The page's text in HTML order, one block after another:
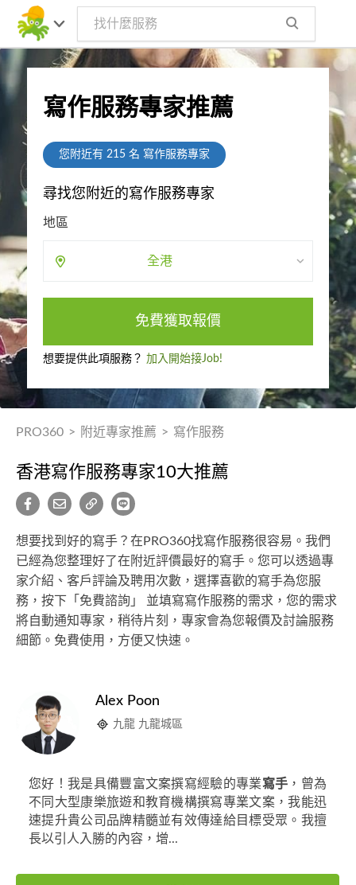
寫作服務專家推薦
您附近有 215名 寫作服務專家
尋找您附近的寫作服務專家
地區
全港
免費獲取報價
想要提供此項服務？ 加入開始接Job!
PRO360 > 附近專家推薦 > 寫作服務
香港寫作服務專家10大推薦
想要找到好的寫手？在PRO360找寫作服務很容易。我們
已經為您整理好了在附近評價最好的寫手。您可以透過專
家介紹、客戶評論及聘用次數，選擇喜歡的寫手為您服
務，按下「免費諮詢」 並填寫寫作服務的需求，您的需求
將自動通知專家，稍待片刻，專家會為您報價及討論服務
細節。免費使用，方便又快速。
Alex Poon
九龍 九龍城區
您好！我是具備豐富文案撰寫經驗的專業寫手 ，曾為
不同大型康樂旅遊和教育機構撰寫專業文案，我能迅
速提升貴公司品牌精髓並有效傳達給目標受眾。我擅
長以引人入勝的內容，增...